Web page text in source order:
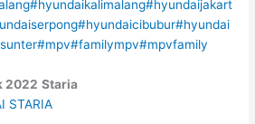
#hyundaikalimalang#hyundaijakart
#hyundaicibubur#hyundai
#mpv#familympv#mpvfamily
2022 Staria
STARIA